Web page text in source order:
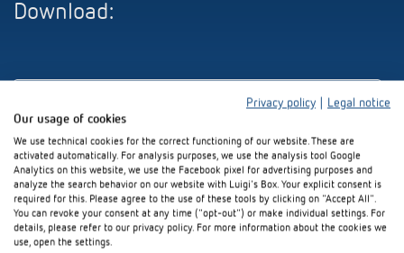
Download:
Produktneuheiten Herbst 2025 (4 MB)
Produktsteckbrief (1 MB)
Privacy policy
Legal notice
Our usage of cookies
We use technical cookies for the correct functioning of our website. These are
activated automatically. For analysis purposes, we use the analysis tool Google
Analytics on this website, we use the Facebook pixel for advertising purposes and
analyze the search behavior on our website with Luigi's Box. Your explicit consent is
required for this. Please agree to the use of these tools by clicking on "Accept All".
You can revoke your consent at any time ("opt-out") or make individual settings. For
details, please refer to our privacy policy. For more information about the cookies we
use, open the settings.